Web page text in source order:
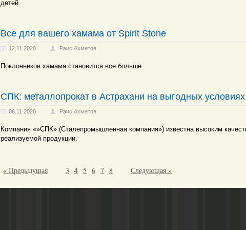
детей.
Все для вашего хамама от Spirit Stone
12.11.2020 Раис Ахметов
Поклонников хамама становится все больше.
СПК: металлопрокат в Астрахани на выгодных условиях
06.11.2020 Раис Ахметов
Компания «»СПК» (Сталепромышленная компания») известна высоким
реализуемой продукции.
« Предыдущая 3 4 5 6 7 8 Следующая »